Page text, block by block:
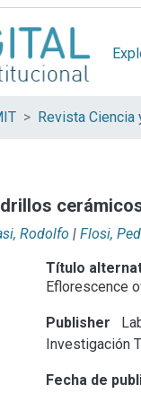
Rodolfo | Flosi,
Título
Eflorescence
Publisher
Investigación
Fecha de